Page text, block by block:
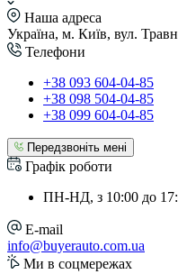
Наша адреса
Україна, м. Київ, вул.
Телефони
+38 093 604-04-85
+38 098 504-04-85
+38 099 604-04-85
Передзвоніть мені
Графік роботи
ПН-НД, з 10:00 до
E-mail
info@buyerauto.com.ua
Ми в соцмережах